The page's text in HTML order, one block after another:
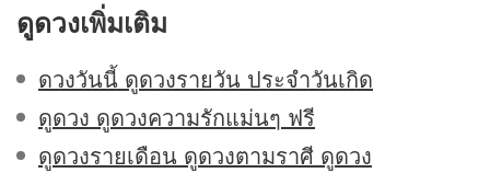
ดูดวงเพิ่มเติม
ดวงวันนี้ ดูดวงรายวัน ประจำวันเกิด
ดูดวง ดูดวงความรักแม่นๆ ฟรี
ดูดวงรายเดือน ดูดวงตามราศี ดูดวง